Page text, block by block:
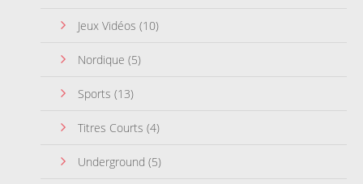
Jeux Vidéos (10)
Nordique (5)
Sports (13)
Titres Courts (4)
Underground (5)